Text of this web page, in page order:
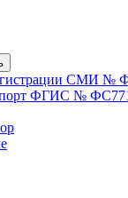
СМИ №
ФГИС №